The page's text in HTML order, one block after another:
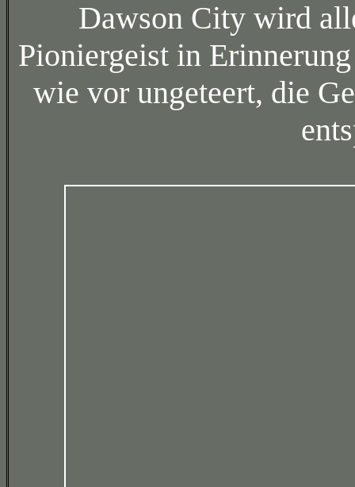
Dawson City wird
Pioniergeist in
wie vor ungeteert, die